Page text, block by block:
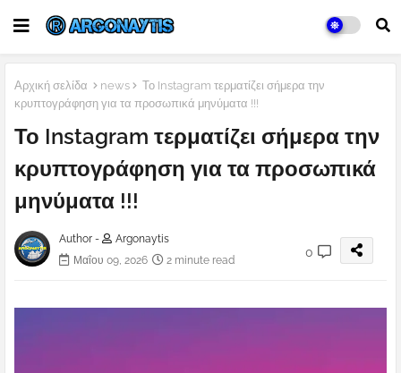
Αρχική σελίδα news
Το Instagram τερματίζει σήμερα την
κρυπτογράφηση για τα προσωπικά μηνύματα !!!
Το Instagram τερματίζει σήμερα την
κρυπτογράφηση για τα προσωπικά
μηνύματα !!!
Author -
Argonaytis
Μαΐου 09, 2026
2 minute read
0